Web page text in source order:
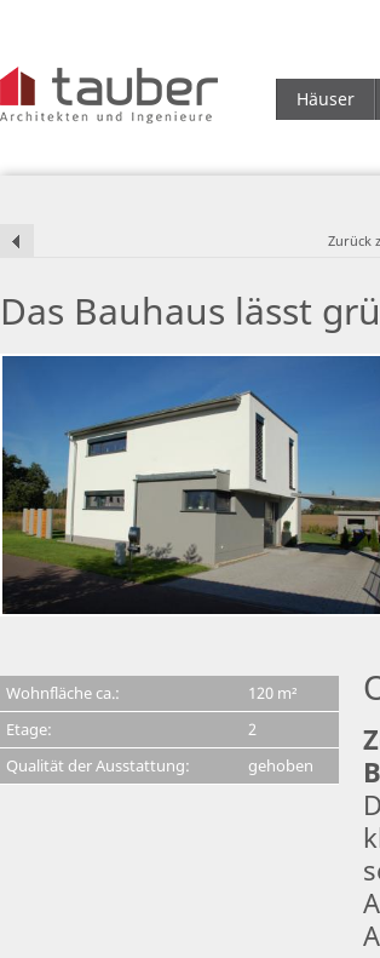
Häuser
Zurück
Das Bauhaus lässt
Wohnfläche ca.:
120 m²
Etage:
2
Qualität der Ausstattung:
gehoben